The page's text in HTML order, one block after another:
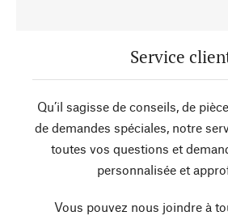
Service
Qu’il sagisse de conseils, de
de demandes spéciales, notre
toutes vos questions et
personnalisée et
Vous pouvez nous joindre à